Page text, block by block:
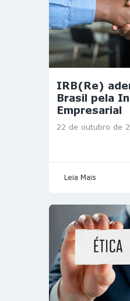
IRB(Re)
Brasil pela
Empresarial
22 de outubro de
Leia Mais